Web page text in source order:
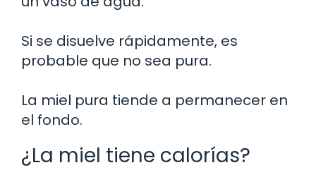
Si se disuelve rápidamente, es
probable que no sea pura.
La miel pura tiende a permanecer en
el fondo.
¿La miel tiene calorías?